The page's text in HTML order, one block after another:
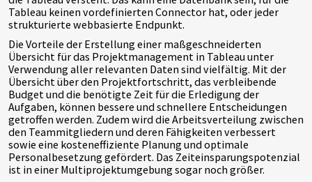
Tableau keinen vordefinierten Connector hat, oder jeder
strukturierte webbasierte Endpunkt.
Die Vorteile der Erstellung einer maßgeschneiderten
Übersicht für das Projektmanagement in Tableau unter
Verwendung aller relevanten Daten sind vielfältig. Mit der
Übersicht über den Projektfortschritt, das verbleibende
Budget und die benötigte Zeit für die Erledigung der
Aufgaben, können bessere und schnellere Entscheidungen
getroffen werden. Zudem wird die Arbeitsverteilung zwischen
den Teammitgliedern und deren Fähigkeiten verbessert
sowie eine kosteneffiziente Planung und optimale
Personalbesetzung gefördert. Das Zeiteinsparungspotenzial
ist in einer Multiprojektumgebung sogar noch größer.